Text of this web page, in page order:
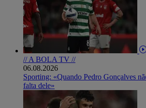
// A BOLA TV //
06.08.2026
Sporting: «Quando Pedro Gonçalves
falta dele»